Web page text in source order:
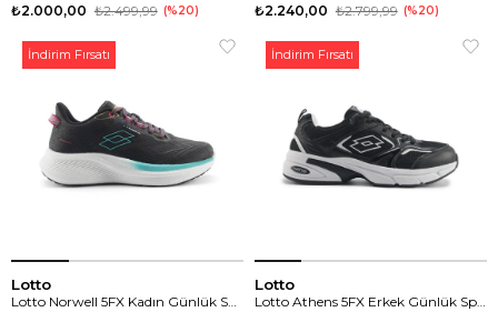
₺2.000,00 ₺2.499,99 %20
₺2.240,00 ₺2.799,99 %20
Lotto
Lotto Norwell 5FX Kadın Günlük Spor Ayakkabı
İndirim Fırsatı
Lotto
Lotto Athens 5FX Erkek Günlük Spor Ayakkabı
İndirim Fırsatı